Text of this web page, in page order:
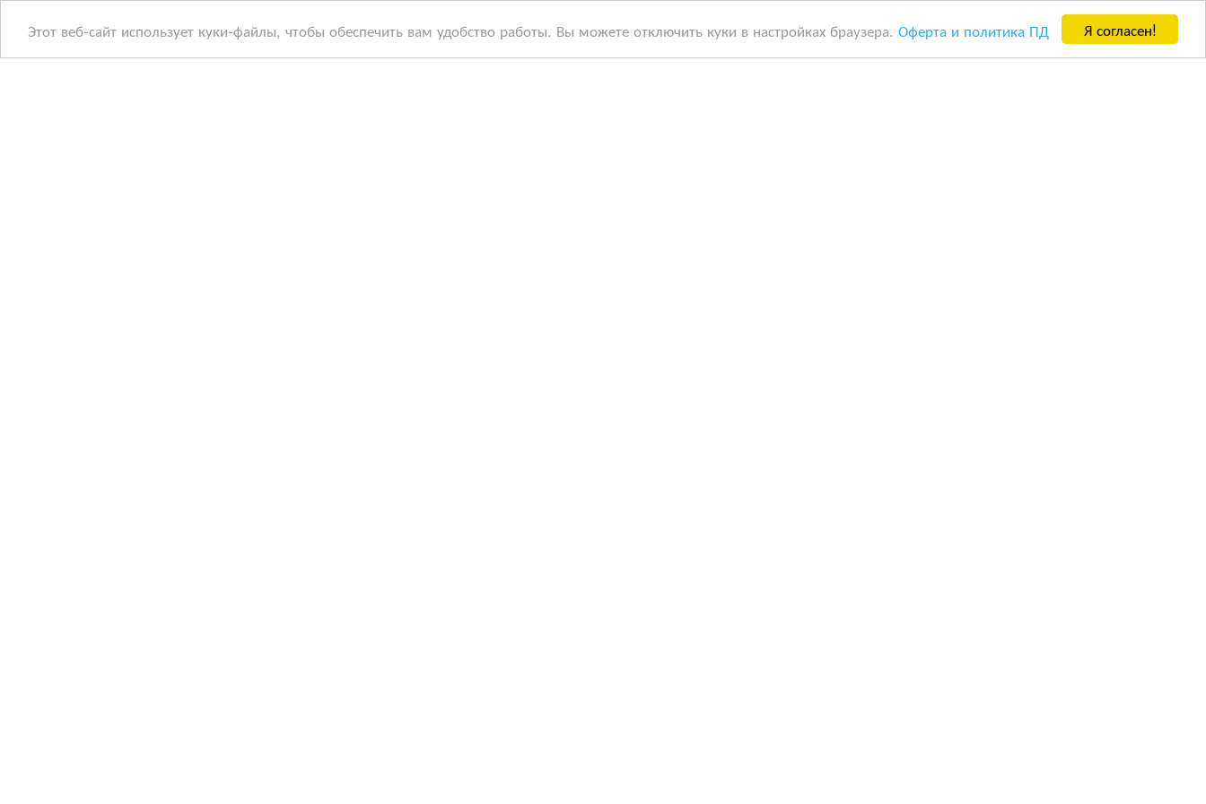
Я согласен!
Этот веб-сайт использует куки-файлы, чтобы обеспечить вам удобство работы. Вы можете отключить куки в настройках браузера. Оферта и политика ПД